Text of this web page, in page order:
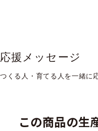
応援メッセージ
つくる人・育てる人を一緒に
この商品の生